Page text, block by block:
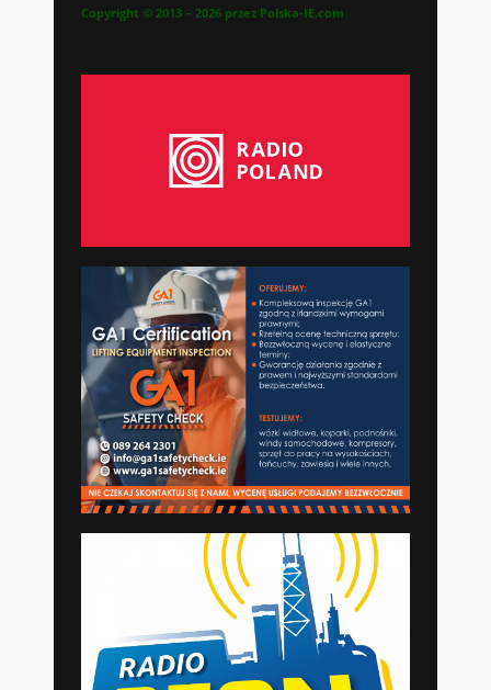
Copyright © 2013 – 2026 przez Polska-IE.com